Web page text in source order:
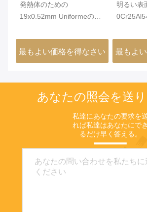
発熱体のための
19x0.52mm Uniformeの抵
ーブル
最もよい価格を得なさい
明るい表
0Cr25Al5
最もよ
あなたの照会を送
私達にあなたの要求を
れば私達はあなたにでき
るだけ早く答える。